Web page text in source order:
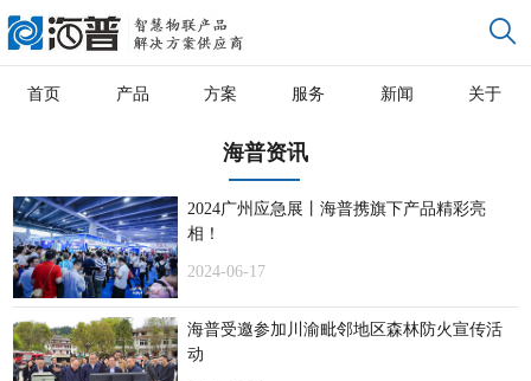
首页 产品 方案 服务 新闻 关于
海普资讯
2024广州应急展丨海普携旗下产品精彩亮
相！
2024-06-17
海普受邀参加川渝毗邻地区森林防火宣传活
动